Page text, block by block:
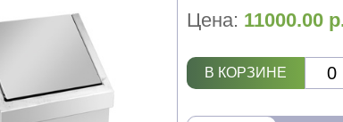
Цена: 11000.00
В КОРЗИНЕ